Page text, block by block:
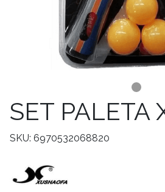
SET PALETA
SKU: 6970532068820